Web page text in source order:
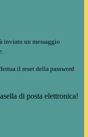
inviato un messaggio
il reset della password
di posta elettronica!